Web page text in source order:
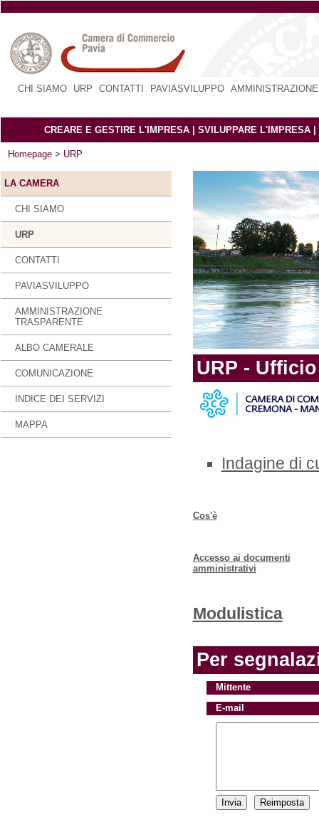
CHI SIAMO URP CONTATTI PAVIASVILUPPO
CREARE E GESTIRE L'IMPRESA SVILUPPARE L'IMPRESA
Homepage > URP
LA CAMERA
CHI SIAMO
URP
CONTATTI
PAVIASVILUPPO
AMMINISTRAZIONE
TRASPARENTE
ALBO CAMERALE
COMUNICAZIONE
INDICE DEI SERVIZI
MAPPA
URP -
Indagine di
Cos'è
Accesso ai documenti
amministrativi
Modulistica
Per
Mittente
E-mail